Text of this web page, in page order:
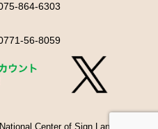
864-6303
56-8059
Center of Sign Language